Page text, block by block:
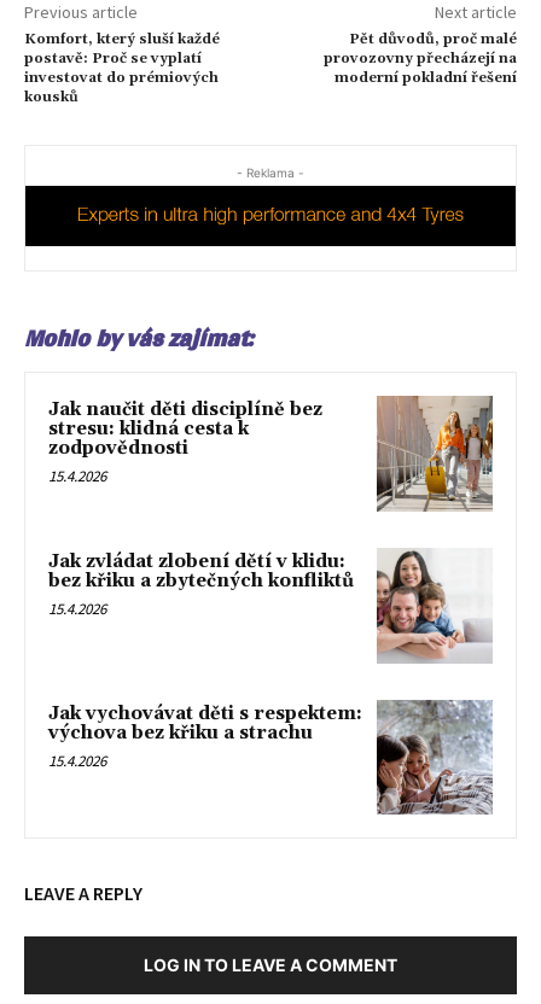
Previous article
Komfort, který sluší každé
postavě: Proč se vyplatí
investovat do prémiových
kousků
Next article
Pět důvodů, proč malé
provozovny přecházejí na
moderní pokladní řešení
- Reklama -
Mohlo by vás zajímat:
Jak naučit děti disciplíně bez
stresu: klidná cesta k
zodpovědnosti
15.4.2026
Jak zvládat zlobení dětí v klidu:
bez křiku a zbytečných konfliktů
15.4.2026
Jak vychovávat děti s respektem:
výchova bez křiku a strachu
15.4.2026
LEAVE A REPLY
LOG IN TO LEAVE A COMMENT